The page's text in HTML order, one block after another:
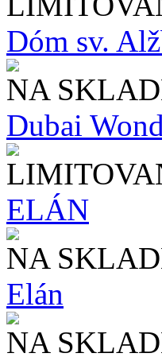
Dóm sv.
NA
Dubai
ELÁN
NA
Elán
NA